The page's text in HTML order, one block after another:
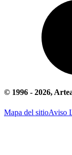
© 1996 - 2026,
Mapa del sitioAviso